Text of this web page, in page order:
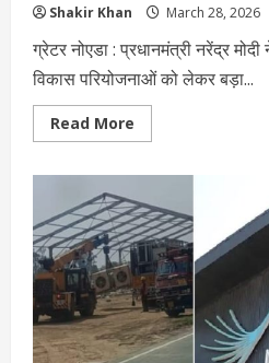
Shakir Khan March 28, 2026
ग्रेटर नोएडा : प्रधानमंत्री नरेंद्र
विकास परियोजनाओं को लेकर बड़ा...
Read More
more
विकास
का
इंजन,
जेवर
एयरपोर्ट
से
बदलेगी
तस्वीर,
पीएम
मोदी
ने